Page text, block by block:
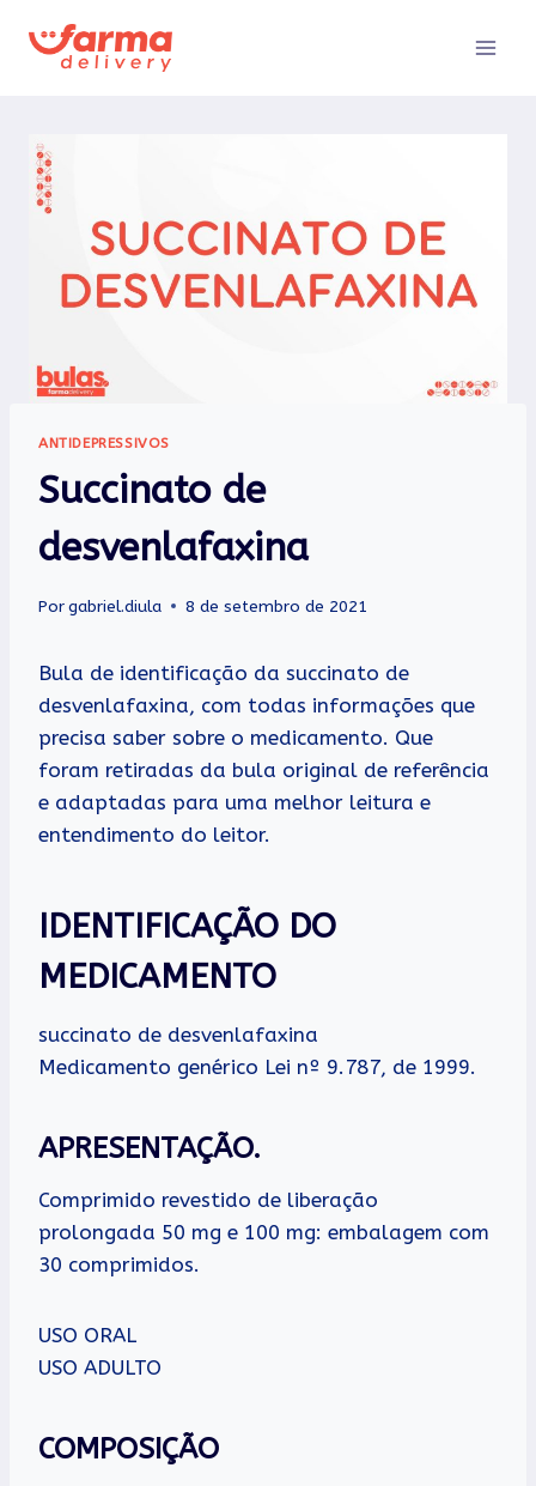
para
ANTIDEPRESSIVOS
Succinato de
desvenlafaxina
Porgabriel.diula 8 de setembro de 2021
Bula de identificação da succinato de
desvenlafaxina, com todas informações que
precisa saber sobre o medicamento. Que
foram retiradas da bula original de referência
e adaptadas para uma melhor leitura e
entendimento do leitor.
IDENTIFICAÇÃO DO
MEDICAMENTO
succinato de desvenlafaxina
Medicamento genérico Lei nº 9.787, de 1999.
APRESENTAÇÃO.
Comprimido revestido de liberação
prolongada 50 mg e 100 mg: embalagem com
30 comprimidos.
USO ORAL
USO ADULTO
COMPOSIÇÃO